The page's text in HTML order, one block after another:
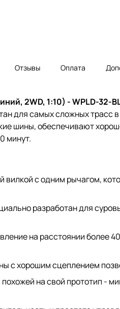
Отзывы Оплата
2WD, 1:10) - WPLD-32-
для самых сложных трасс
шины, обеспечивают
минут.
с одним рычагом,
разработан для
на расстоянии более
с хорошим сцеплением
на свой прототип -